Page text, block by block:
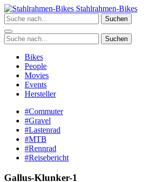
Zum
Inhalt
springen
Stahlrahmen-Bikes
Suchen
Suchen
Bikes
People
Movies
Events
Hersteller
#Commuter
#Gravel
#Lastenrad
#MTB
#Rennrad
#Reisebericht
Gallus-Klunker-1